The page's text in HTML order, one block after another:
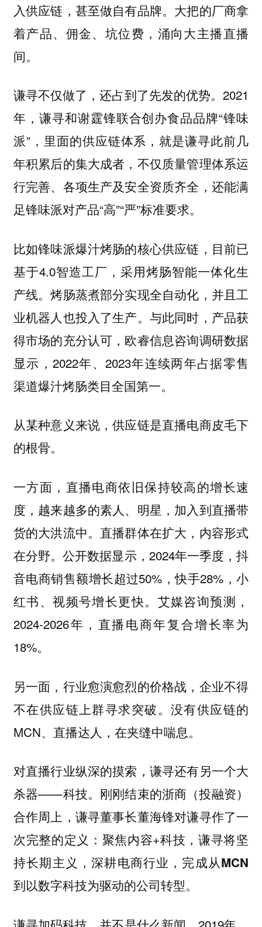
入供应链，甚至做自有品牌。大把的厂商拿
着产品、佣金、坑位费，涌向大主播直播
间。
谦寻不仅做了，还占到了先发的优势。2021
年，谦寻和谢霆锋联合创办食品品牌“锋味
派”，里面的供应链体系，就是谦寻此前几
年积累后的集大成者，不仅质量管理体系运
行完善、各项生产及安全资质齐全，还能满
足锋味派对产品“高”“严”标准要求。
比如锋味派爆汁烤肠的核心供应链，目前已
基于4.0智造工厂，采用烤肠智能一体化生
产线。烤肠蒸煮部分实现全自动化，并且工
业机器人也投入了生产。与此同时，产品获
得市场的充分认可，欧睿信息咨询调研数据
显示，2022年、2023年连续两年占据零售
渠道爆汁烤肠类目全国第一。
从某种意义来说，供应链是直播电商皮毛下
的根骨。
一方面，直播电商依旧保持较高的增长速
度，越来越多的素人、明星，加入到直播带
货的大洪流中。直播群体在扩大，内容形式
在分野。公开数据显示，2024年一季度，抖
音电商销售额增长超过50%，快手28%，小
红书、视频号增长更快。艾媒咨询预测，
2024-2026年，直播电商年复合增长率为
18%。
另一面，行业愈演愈烈的价格战，企业不得
不在供应链上群寻求突破。没有供应链的
MCN、直播达人，在夹缝中喘息。
对直播行业纵深的摸索，谦寻还有另一个大
杀器——科技。刚刚结束的浙商（投融资）
合作周上，谦寻董事长董海锋对谦寻作了一
次完整的定义：聚焦内容+科技，谦寻将坚
持长期主义，深耕电商行业， 完成从MCN
到以数字科技为驱动的公司转型。